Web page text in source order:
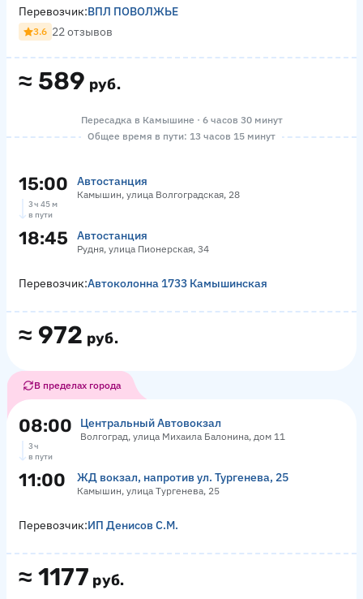
≈ 589 руб.
Перевозчик:ВПЛ ПОВОЛЖЬЕ
3.6 22 отзывов
Пересадка в Камышине · 6 часов 30 минут
Общее время в пути: 13 часов 15 минут
15:00 Автостанция
Камышин, улица Волгоградская, 28
3 ч 45 м
в пути
18:45 Автостанция
Рудня, улица Пионерская, 34
≈ 972 руб.
Перевозчик:Автоколонна 1733 Камышинская
В пределах города
08:00 Центральный Автовокзал
Волгоград, улица Михаила Балонина, дом 11
3 ч
в пути
11:00 ЖД вокзал, напротив ул. Тургенева, 25
Камышин, улица Тургенева, 25
≈ 1177 руб.
Перевозчик:ИП Денисов С.М.